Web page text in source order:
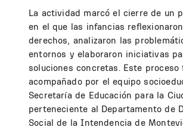
La actividad marcó el cierre de un
en el que las infancias
derechos, analizaron las
entornos y elaboraron iniciativas
soluciones concretas. Este proceso
acompañado por el equipo
Secretaría de Educación para la
perteneciente al Departamento de
Social de la Intendencia de